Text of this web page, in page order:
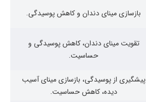
بازسازی مینای دندان و کاهش پوسیدگی.
تقویت مینای دندان، کاهش پوسیدگی و
حساسیت.
پیشگیری از پوسیدگی، بازسازی مینای آسیب
دیده، کاهش حساسیت.